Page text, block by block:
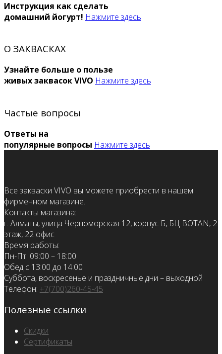
Инструкция как сделать
домашний йогурт! Нажмите здесь
О ЗАКВАСКАХ
Узнайте больше о пользе
живых заквасок VIVO Нажмите здесь
Частые вопросы
Ответы на
популярные вопросы Нажмите здесь
Все закваски VIVO вы можете приобрести в нашем
фирменном магазине.
Контакты магазина:
г. Алматы, улица Черноморская 12, корпус Б, БЦ BOTAN, 2
этаж, 22 офис
Время работы:
Пн-Пт: 09:00 – 18:00
Обед с 13:00 до 14:00
Суббота, воскресенье и праздничные дни – выходной
Телефон: +7(700)260-45-45
Полезные ссылки
Скидки
Сертификаты